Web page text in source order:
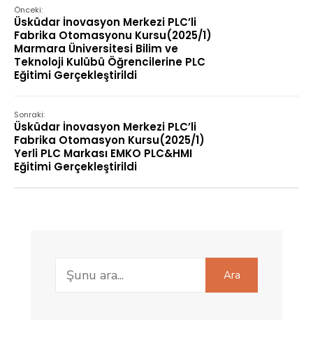
Önceki:
Üsküdar İnovasyon Merkezi PLC’li
Fabrika Otomasyonu Kursu(2025/1)
Marmara Üniversitesi Bilim ve
Teknoloji Kulübü Öğrencilerine PLC
Eğitimi Gerçekleştirildi
Sonraki:
Üsküdar İnovasyon Merkezi PLC’li
Fabrika Otomasyon Kursu(2025/1)
Yerli PLC Markası EMKO PLC&HMI
Eğitimi Gerçekleştirildi
Search
for:
Ara